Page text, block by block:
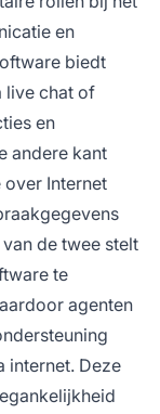
en
biedt
live chat of
en
andere kant
Internet
de twee stelt
te
agenten
internet. Deze